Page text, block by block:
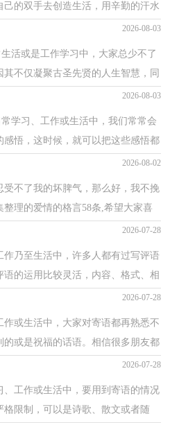
的双手去创造生活，用辛勤的汗水
整理的感悟人生的...
2026-08-03
活或是工作学习中，大家总少不了
不仅凝聚古圣先贤的人生智慧，同
从句法结构角度说，格...
2026-08-03
学习、工作或生活中，我们常常会
感悟，这时候，就可以把这些感悟都
过，你知道怎样记录感悟...
2026-08-02
受不了我的坏脾气，那么好，我不挽
理的爱情的格言58条,希望大家喜
上你的脚步，纵使很努力...2026-07-28
乃至生活中，许多人都有过写评语
的运用比较灵活，内容、格式、相
问题，下面是小编收集...
2026-07-28
或生活中，大家对寄语都再熟悉不
或是祝福的话语。相信很多朋友都
小编为大家收集的...
2026-07-28
工作或生活中，要用到寄语的情况
限制，可以是诗歌、散文或者随